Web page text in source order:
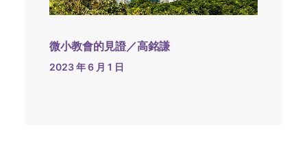
微小教會的見證／高銘謙
2023 年 6 月 1 日